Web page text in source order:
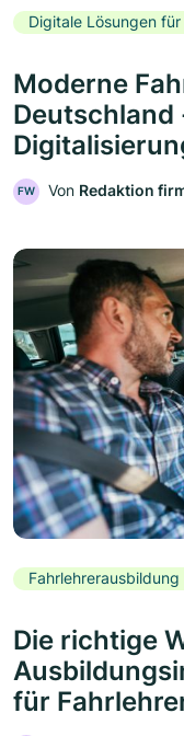
Digitale Lösungen
Moderne
Deutschland
FW Von Redaktion
Fahrlehrerausbildung
Die richtige
für